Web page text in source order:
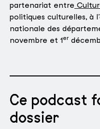
partenariat entre
politiques culturelles, à
nationale des
novembre et 1er
Ce podcast
dossier